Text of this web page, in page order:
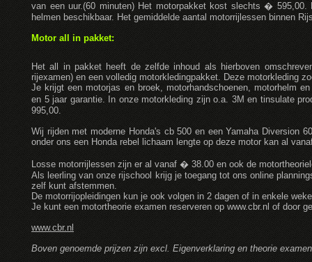
van een uur.(60 minuten) Het motorpakket kost slechts � 595,00.
helmen beschikbaar. Het gemiddelde aantal motorrijlessen binnen
Motor all in pakket:
Het all in pakket heeft de zelfde inhoud als hierboven
rijexamen) en een volledig motorkledingpakket. Deze motorkleding
Je krijgt een motorjas en broek, motorhandschoenen, motorhelm
en 5 jaar garantie. In onze motorkleding zijn o.a. 3M en tinsulate
995,00.
Wij rijden met moderne Honda's cb 500 en een Yamaha Diversion
onder ons een Honda rebel lichaam lengte op deze motor kan al
Losse motorrijlessen zijn er al vanaf � 38.00 en ook de
Als leerling van onze rijschool krijg je toegang tot ons online
zelf kunt afstemmen.
De motorrijopleidingen kun je ook volgen in 2 dagen of in enkele
Je kunt een motortheorie examen reserveren op www.cbr.nl of door
www.cbr.nl
Boven genoemde prijzen zijn excl. Eigenverklaring en theorie examen